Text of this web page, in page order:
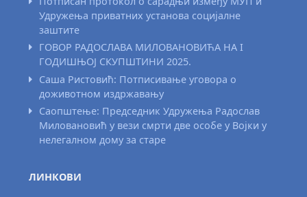
Удружења приватних установа социјалне
заштите
ГОВОР РАДОСЛАВА МИЛОВАНОВИЋА НА I
ГОДИШЊОЈ СКУПШТИНИ 2025.
Саша Ристовић: Потписивање уговора о
доживотном издржавању
Саопштење: Председник Удружења Радослав
Миловановић у вези смрти две особе у Војки у
нелегалном дому за старе
ЛИНКОВИ